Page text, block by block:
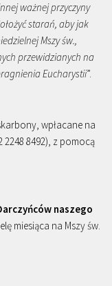
ważnej przyczyny
starań, aby jak
Mszy św.,
przewidzianych na
Eucharystii”.
wpłacane na
2248 8492), z pomocą
naszego
miesiąca na Mszy św.